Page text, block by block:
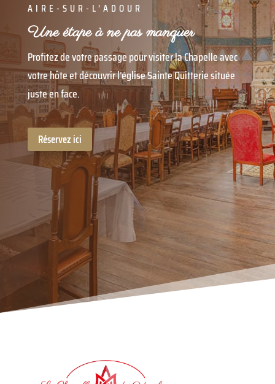
AIRE-SUR-L’ADOUR
Une étape à ne pas manquer
Profitez de votre passage pour visiter la Chapelle avec
votre hôte et découvrir l’église Sainte Quitterie située
juste en face.
Réservez ici